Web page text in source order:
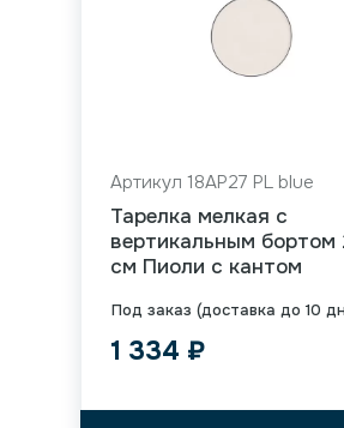
Под заказ (доставка до 10
Артикул 18AP27 PL blue
Тарелка мелкая с
вертикальным бортом
см Пиоли с кантом
1 334 ₽